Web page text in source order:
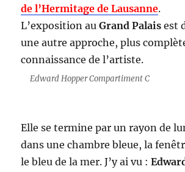
de l’Hermitage de Lausanne.
L’exposition auGrand Palais est
une autre approche, plus
connaissance de l’artiste.
Edward Hopper Compartiment C
Elle se termine par un rayon de
dans une chambre bleue, la
le bleu de la mer. J’y ai vu :